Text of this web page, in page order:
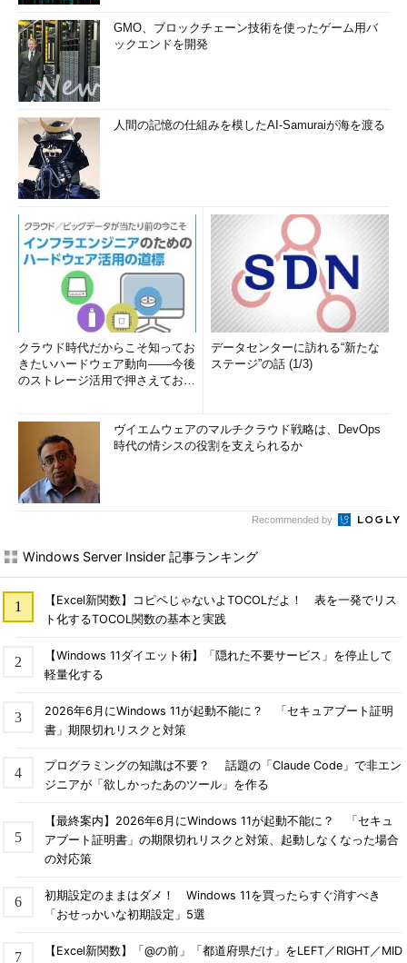
GMO、ブロックチェーン技術を使ったゲーム用バ
ックエンドを開発
人間の記憶の仕組みを模したAI-Samuraiが海を渡る
クラウド時代だからこそ知ってお
きたいハードウェア動向――今後
のストレージ活用で押さえておき
データセンターに訪れる“新たな
ステージ”の話 (1/3)
ヴイエムウェアのマルチクラウド戦略は、DevOps
時代の情シスの役割を支えられるか
Recommended by
Windows Server Insider 記事ランキング
【Excel新関数】コピペじゃないよTOCOLだよ！ 表を一発でリス
ト化するTOCOL関数の基本と実践
【Windows 11ダイエット術】「隠れた不要サービス」を停止して
軽量化する
2026年6月にWindows 11が起動不能に？ 「セキュアブート証明
書」期限切れリスクと対策
プログラミングの知識は不要？ 話題の「Claude Code」で非エン
ジニアが「欲しかったあのツール」を作る
【最終案内】2026年6月にWindows 11が起動不能に？ 「セキュ
アブート証明書」の期限切れリスクと対策、起動しなくなった場合
の対応策
初期設定のままはダメ！ Windows 11を買ったらすぐ消すべき
「おせっかいな初期設定」5選
【Excel新関数】「@の前」「都道府県だけ」をLEFT／RIGHT／MID